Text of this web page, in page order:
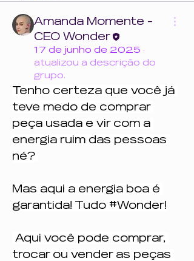
Amanda Momente -
CEO Wonder
17 de junho de 2025 ·
atualizou a descrição do
grupo.
Tenho certeza que você já
teve medo de comprar
peça usada e vir com a
energia ruim das pessoas
né?
Mas aqui a energia boa é
garantida! Tudo #Wonder!
trocar ou vender as peças